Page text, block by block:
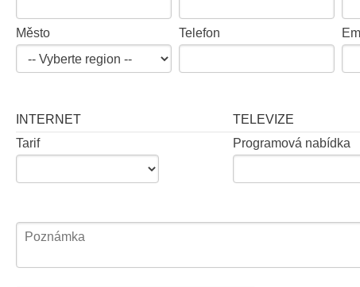
Město Telefon
INTERNET
Tarif
TELEVIZE
Programová nabídka